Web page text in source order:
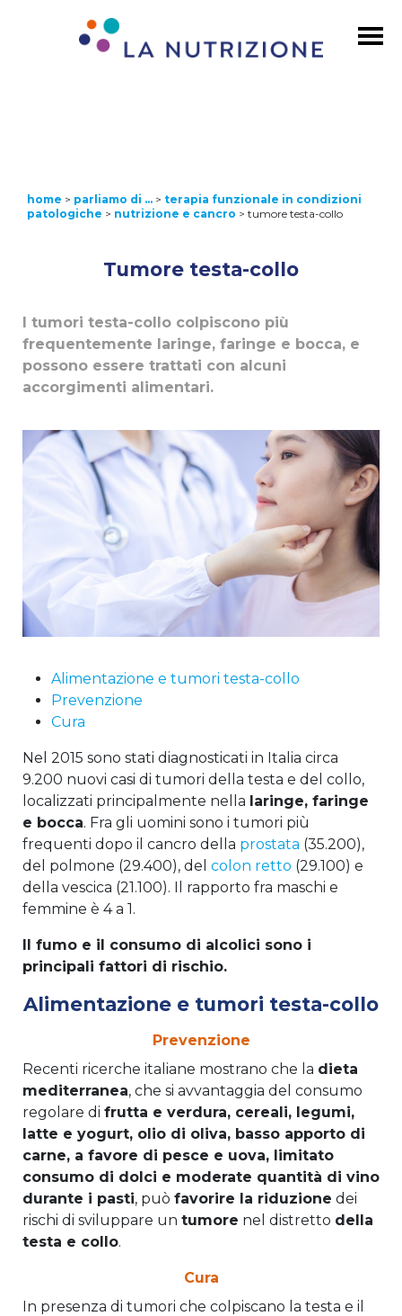
home > parliamo di … > terapia funzionale in condizioni
patologiche > nutrizione e cancro > tumore testa-collo
Tumore testa-collo
I tumori testa-collo colpiscono più
frequentemente laringe, faringe e bocca, e
possono essere trattati con alcuni
accorgimenti alimentari.
Alimentazione e tumori testa-collo
Prevenzione
Cura
Nel 2015 sono stati diagnosticati in Italia circa
9.200 nuovi casi di tumori della testa e del collo,
localizzati principalmente nella laringe, faringe
e bocca. Fra gli uomini sono i tumori più
frequenti dopo il cancro della prostata (35.200),
del polmone (29.400), del colon retto (29.100) e
della vescica (21.100). Il rapporto fra maschi e
femmine è 4 a 1.
Il fumo e il consumo di alcolici sono i
principali fattori di rischio.
Alimentazione e tumori testa-collo
Prevenzione
Recenti ricerche italiane mostrano che la dieta
mediterranea, che si avvantaggia del consumo
regolare di frutta e verdura, cereali, legumi,
latte e yogurt, olio di oliva, basso apporto di
carne, a favore di pesce e uova, limitato
consumo di dolci e moderate quantità di vino
durante i pasti, può favorire la riduzione dei
rischi di sviluppare un tumore nel distretto della
testa e collo.
Cura
In presenza di tumori che colpiscano la testa e il